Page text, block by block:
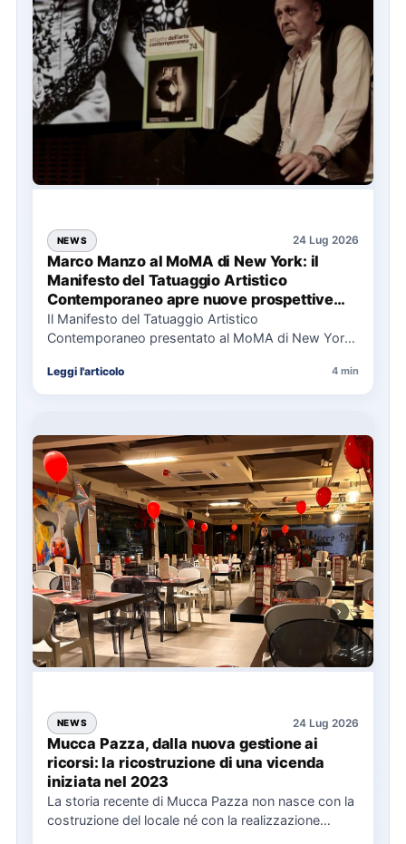
NEWS 24 Lug 2026
Marco Manzo al MoMA di New York: il
Manifesto del Tatuaggio Artistico
Contemporaneo apre nuove prospettive
per il collezionismo
Il Manifesto del Tatuaggio Artistico
Contemporaneo presentato al MoMA di New York
Leggi l'articolo 4 min
NEWS 24 Lug 2026
Mucca Pazza, dalla nuova gestione ai
ricorsi: la ricostruzione di una vicenda
iniziata nel 2023
La storia recente di Mucca Pazza non nasce con la
costruzione del locale né con la realizzazione